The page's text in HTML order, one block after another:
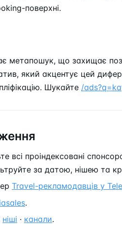
поверхні.
метапошук, що захищає
який акцентує цей
Шукайте /
всі проіндексовані
за датою, нішею та
Travel-рекламодавців у
.
ніші · канали.